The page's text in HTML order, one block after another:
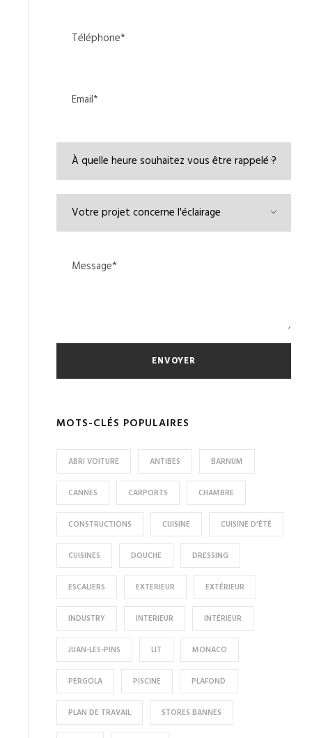
MOTS-CLÉS POPULAIRES
ABRI VOITURE ANTIBES BARNUM
CANNES CARPORTS CHAMBRE
CONSTRUCTIONS CUISINE CUISINE D'ÉTÉ
CUISINES DOUCHE DRESSING
ESCALIERS EXTERIEUR EXTÉRIEUR
INDUSTRY INTERIEUR INTÉRIEUR
JUAN-LES-PINS LIT MONACO
PERGOLA PISCINE PLAFOND
PLAN DE TRAVAIL STORES BANNES